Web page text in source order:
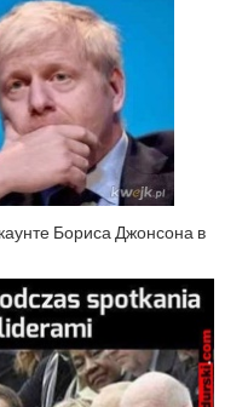
Бориса Джонсона в